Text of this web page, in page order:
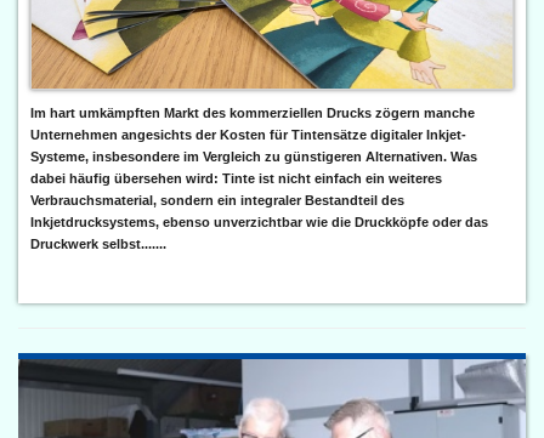
Im hart umkämpften Markt des kommerziellen Drucks zögern manche
Unternehmen angesichts der Kosten für Tintensätze digitaler Inkjet-
Systeme, insbesondere im Vergleich zu günstigeren Alternativen. Was
dabei häufig übersehen wird: Tinte ist nicht einfach ein weiteres
Verbrauchsmaterial, sondern ein integraler Bestandteil des
Inkjetdrucksystems, ebenso unverzichtbar wie die Druckköpfe oder das
Druckwerk selbst.......